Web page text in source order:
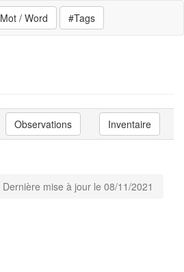
Mot / Word #Tags
Observations
Inventaire
Dernière mise à jour le 08/11/2021